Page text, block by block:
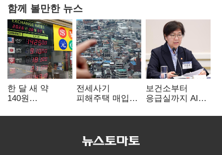
함께 볼만한 뉴스
한 달 새 약
140원
엔저'에 원화
전세사기
피해주택 매입
누적 피해자
보건소부터
응급실까지 AI
혁신 본격화